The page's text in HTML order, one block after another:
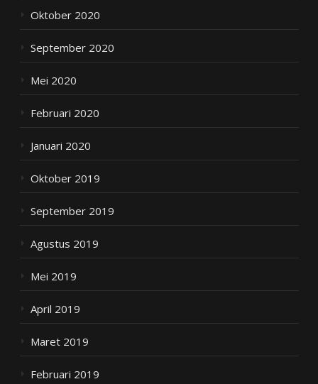
Oktober 2020
September 2020
Mei 2020
Februari 2020
Januari 2020
Oktober 2019
September 2019
Agustus 2019
Mei 2019
April 2019
Maret 2019
Februari 2019